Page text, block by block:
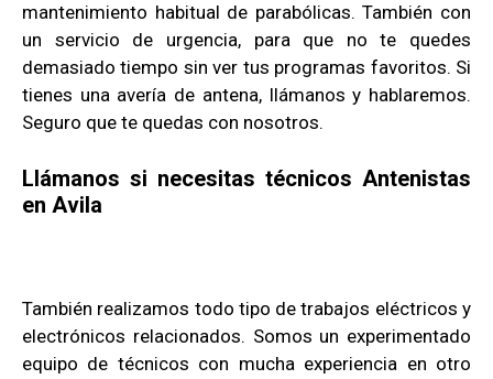
mantenimiento habitual de parabólicas. También con
un servicio de urgencia, para que no te quedes
demasiado tiempo sin ver tus programas favoritos. Si
tienes una avería de antena, llámanos y hablaremos.
Seguro que te quedas con nosotros.
Llámanos si necesitas técnicos Antenistas
en Avila
También realizamos todo tipo de trabajos eléctricos y
electrónicos relacionados. Somos un experimentado
equipo de técnicos con mucha experiencia en otro